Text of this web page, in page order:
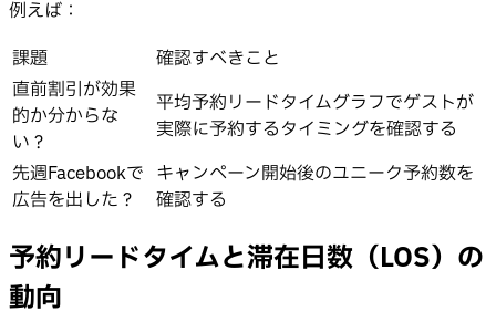
例えば：
課題
確認すべきこと
直前割引が効果
的か分からな
い？
平均予約リードタイムグラフでゲストが
実際に予約するタイミングを確認する
先週Facebookで
広告を出した？
キャンペーン開始後のユニーク予約数を
確認する
予約リードタイムと滞在日数（LOS）の
動向